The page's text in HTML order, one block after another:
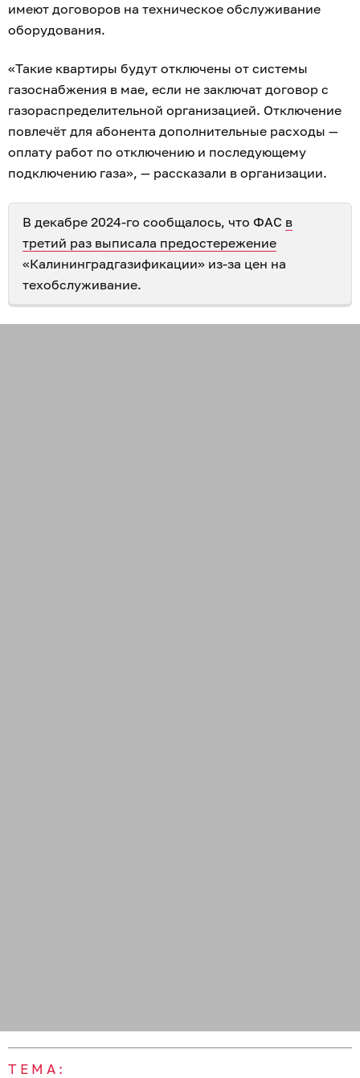
имеют договоров на техническое обслуживание
оборудования.
«Такие квартиры будут отключены от системы
газоснабжения в мае, если не заключат договор с
газораспределительной организацией. Отключение
повлечёт для абонента дополнительные расходы —
оплату работ по отключению и последующему
подключению газа», — рассказали в организации.
В декабре 2024-го сообщалось, что ФАС в
третий раз выписала предостережение
«Калининградгазификации» из-за цен на
техобслуживание.
ТЕМА: